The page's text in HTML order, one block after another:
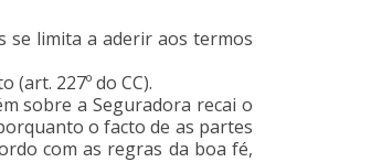
se limita a aderir aos termos
227º do CC).
sobre a Seguradora recai o
o facto de as partes
com as regras da boa fé,